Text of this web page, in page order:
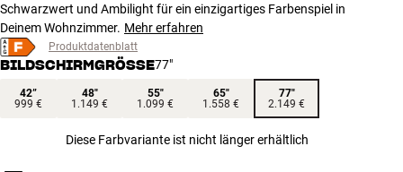
Schwarzwert und Ambilight für ein einzigartiges Farbenspiel in
Deinem Wohnzimmer. Mehr erfahren
Produktdatenblatt
BILDSCHIRMGRÖSSE 77"
42”
999 €
48"
1.149 €
55"
1.099 €
65"
1.558 €
77"
2.149 €
Diese Farbvariante ist nicht länger erhältlich